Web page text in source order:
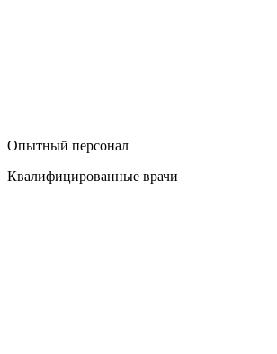
Опытный персонал
Квалифицированные врачи